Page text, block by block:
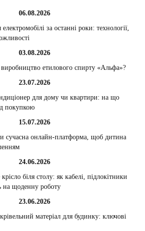
06.08.2026
за останні роки: технології,
03.08.2026
виробництво етилового спирту «Альфа»?
23.07.2026
для дому чи квартири: на що
покупкою
15.07.2026
сучасна онлайн-платформа, щоб дитина
24.06.2026
біля столу: як кабелі, підлокітники
на щоденну роботу
23.06.2026
матеріал для будинку: ключові